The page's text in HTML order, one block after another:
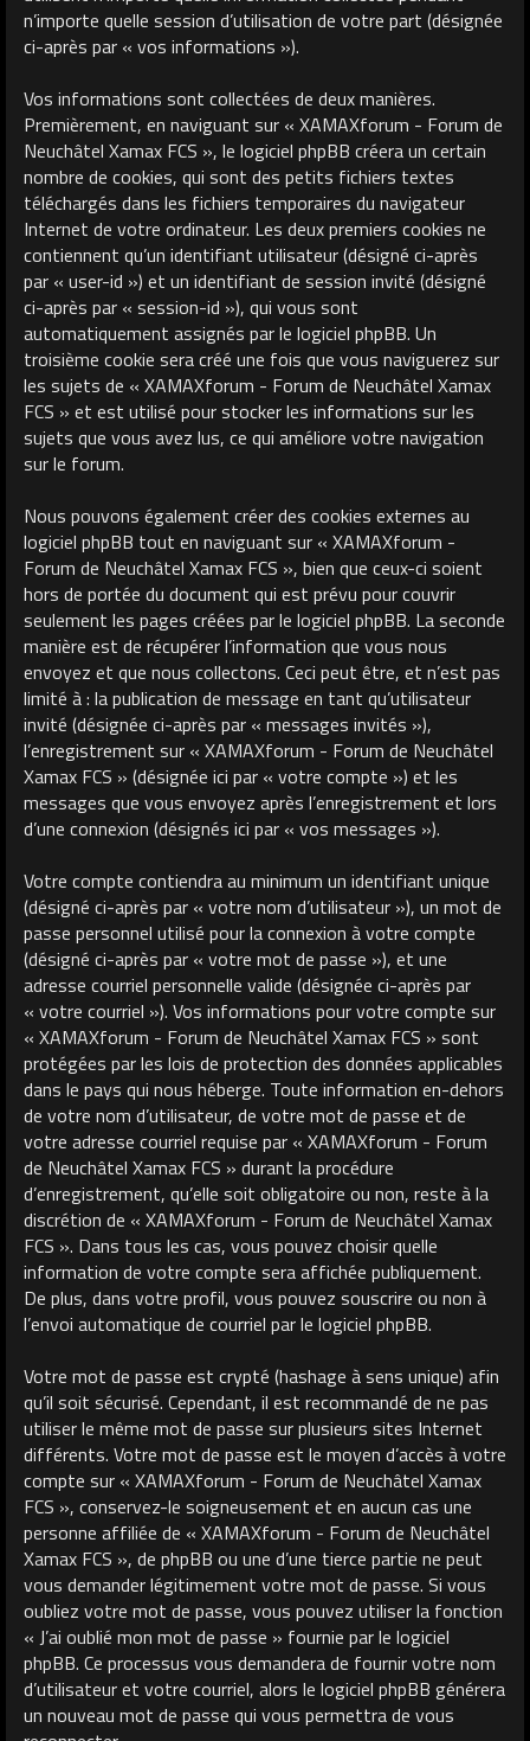
n’importe quelle session d’utilisation de votre part (désignée
ci-après par « vos informations »).
Vos informations sont collectées de deux manières.
Premièrement, en naviguant sur « XAMAXforum - Forum de
Neuchâtel Xamax FCS », le logiciel phpBB créera un certain
nombre de cookies, qui sont des petits fichiers textes
téléchargés dans les fichiers temporaires du navigateur
Internet de votre ordinateur. Les deux premiers cookies ne
contiennent qu’un identifiant utilisateur (désigné ci-après
par « user-id ») et un identifiant de session invité (désigné
ci-après par « session-id »), qui vous sont
automatiquement assignés par le logiciel phpBB. Un
troisième cookie sera créé une fois que vous naviguerez sur
les sujets de « XAMAXforum - Forum de Neuchâtel Xamax
FCS » et est utilisé pour stocker les informations sur les
sujets que vous avez lus, ce qui améliore votre navigation
sur le forum.
Nous pouvons également créer des cookies externes au
logiciel phpBB tout en naviguant sur « XAMAXforum -
Forum de Neuchâtel Xamax FCS », bien que ceux-ci soient
hors de portée du document qui est prévu pour couvrir
seulement les pages créées par le logiciel phpBB. La seconde
manière est de récupérer l’information que vous nous
envoyez et que nous collectons. Ceci peut être, et n’est pas
limité à : la publication de message en tant qu’utilisateur
invité (désignée ci-après par « messages invités »),
l’enregistrement sur « XAMAXforum - Forum de Neuchâtel
Xamax FCS » (désignée ici par « votre compte ») et les
messages que vous envoyez après l’enregistrement et lors
d’une connexion (désignés ici par « vos messages »).
Votre compte contiendra au minimum un identifiant unique
(désigné ci-après par « votre nom d’utilisateur »), un mot de
passe personnel utilisé pour la connexion à votre compte
(désigné ci-après par « votre mot de passe »), et une
adresse courriel personnelle valide (désignée ci-après par
« votre courriel »). Vos informations pour votre compte sur
« XAMAXforum - Forum de Neuchâtel Xamax FCS » sont
protégées par les lois de protection des données applicables
dans le pays qui nous héberge. Toute information en-dehors
de votre nom d’utilisateur, de votre mot de passe et de
votre adresse courriel requise par « XAMAXforum - Forum
de Neuchâtel Xamax FCS » durant la procédure
d’enregistrement, qu’elle soit obligatoire ou non, reste à la
discrétion de « XAMAXforum - Forum de Neuchâtel Xamax
FCS ». Dans tous les cas, vous pouvez choisir quelle
information de votre compte sera affichée publiquement.
De plus, dans votre profil, vous pouvez souscrire ou non à
l’envoi automatique de courriel par le logiciel phpBB.
Votre mot de passe est crypté (hashage à sens unique) afin
qu’il soit sécurisé. Cependant, il est recommandé de ne pas
utiliser le même mot de passe sur plusieurs sites Internet
différents. Votre mot de passe est le moyen d’accès à votre
compte sur « XAMAXforum - Forum de Neuchâtel Xamax
FCS », conservez-le soigneusement et en aucun cas une
personne affiliée de « XAMAXforum - Forum de Neuchâtel
Xamax FCS », de phpBB ou une d’une tierce partie ne peut
vous demander légitimement votre mot de passe. Si vous
oubliez votre mot de passe, vous pouvez utiliser la fonction
« J’ai oublié mon mot de passe » fournie par le logiciel
phpBB. Ce processus vous demandera de fournir votre nom
d’utilisateur et votre courriel, alors le logiciel phpBB générera
un nouveau mot de passe qui vous permettra de vous